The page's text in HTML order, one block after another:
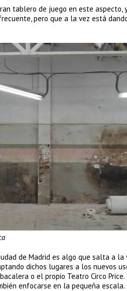
tablero de juego en este
pero que a la vez está
de Madrid es algo que salta a
dichos lugares a los nuevos
o el propio Teatro Circo
enfocarse en la pequeña escala.